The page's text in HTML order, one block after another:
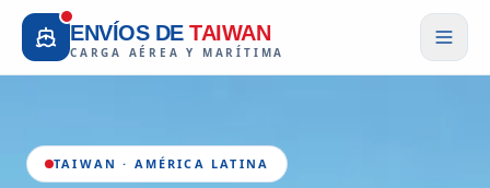
ENVÍOS DE TAIWAN
CARGA AÉREA Y MARÍTIMA
TAIWAN · AMÉRICA LATINA